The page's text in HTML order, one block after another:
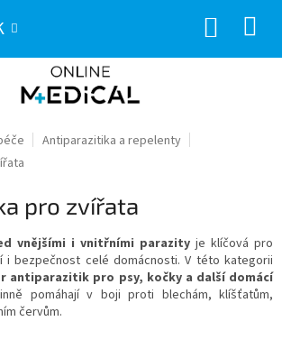
Antiparazitika a repelenty
pro zvířata
vnějšími i vnitřními parazity je klíčová pro
i bezpečnost celé domácnosti. V této kategorii
antiparazitik pro psy, kočky a další domácí
pomáhají v boji proti blechám, klíšťatům,
červům.